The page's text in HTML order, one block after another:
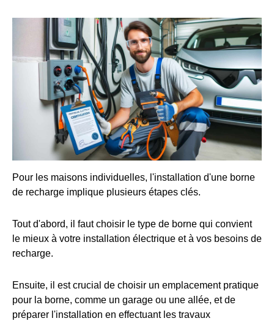
Pour les maisons individuelles, l'installation d'une borne
de recharge implique plusieurs étapes clés.
Tout d'abord, il faut choisir le type de borne qui convient
le mieux à votre installation électrique et à vos besoins de
recharge.
Ensuite, il est crucial de choisir un emplacement pratique
pour la borne, comme un garage ou une allée, et de
préparer l'installation en effectuant les travaux